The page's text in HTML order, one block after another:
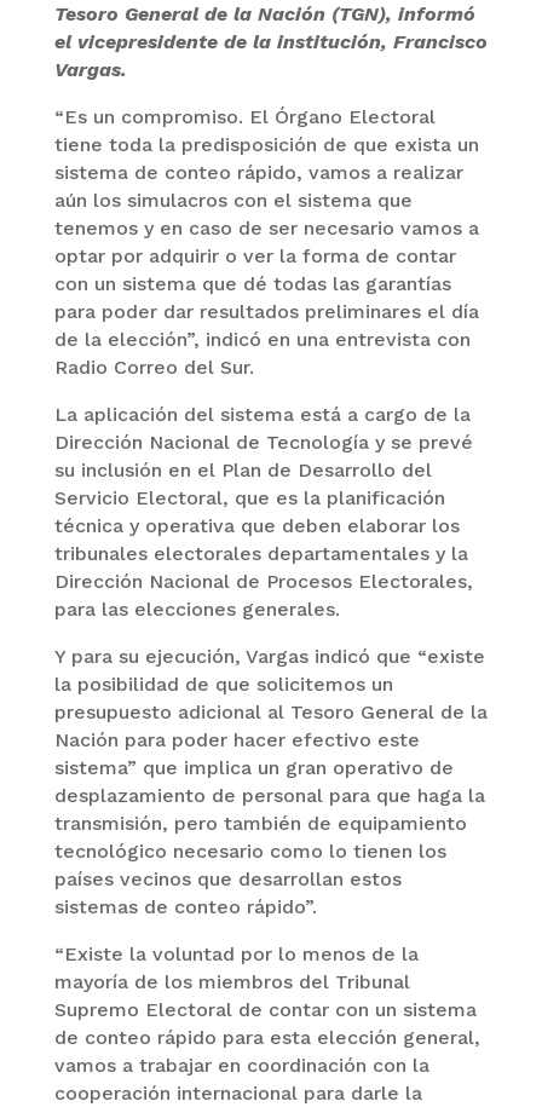
Tesoro General de la Nación (TGN), informó
el vicepresidente de la institución, Francisco
Vargas.
“Es un compromiso. El Órgano Electoral
tiene toda la predisposición de que exista un
sistema de conteo rápido, vamos a realizar
aún los simulacros con el sistema que
tenemos y en caso de ser necesario vamos a
optar por adquirir o ver la forma de contar
con un sistema que dé todas las garantías
para poder dar resultados preliminares el día
de la elección”, indicó en una entrevista con
Radio Correo del Sur.
La aplicación del sistema está a cargo de la
Dirección Nacional de Tecnología y se prevé
su inclusión en el Plan de Desarrollo del
Servicio Electoral, que es la planificación
técnica y operativa que deben elaborar los
tribunales electorales departamentales y la
Dirección Nacional de Procesos Electorales,
para las elecciones generales.
Y para su ejecución, Vargas indicó que “existe
la posibilidad de que solicitemos un
presupuesto adicional al Tesoro General de la
Nación para poder hacer efectivo este
sistema” que implica un gran operativo de
desplazamiento de personal para que haga la
transmisión, pero también de equipamiento
tecnológico necesario como lo tienen los
países vecinos que desarrollan estos
sistemas de conteo rápido”.
“Existe la voluntad por lo menos de la
mayoría de los miembros del Tribunal
Supremo Electoral de contar con un sistema
de conteo rápido para esta elección general,
vamos a trabajar en coordinación con la
cooperación internacional para darle la